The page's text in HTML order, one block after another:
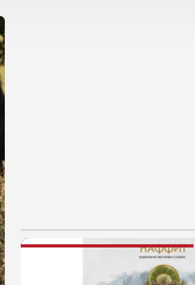
NAJNOVIJE VESTI